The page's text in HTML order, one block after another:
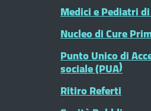
Medici e Pediatri
Nucleo di Cure
Punto Unico di
sociale (PUA)
Ritiro Referti